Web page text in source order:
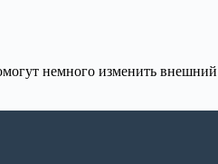
немного изменить